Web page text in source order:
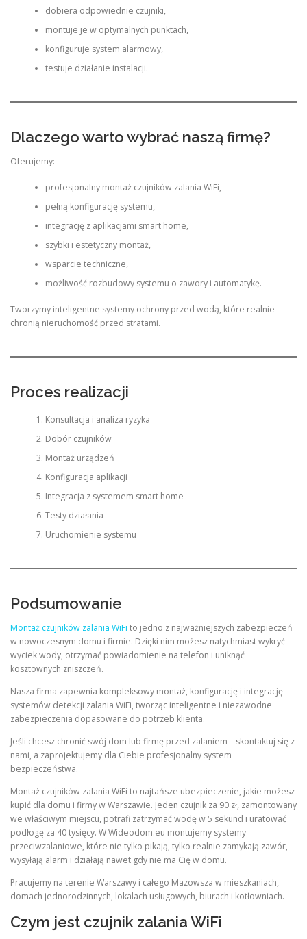
dobiera odpowiednie czujniki,
montuje je w optymalnych punktach,
konfiguruje system alarmowy,
testuje działanie instalacji.
Dlaczego warto wybrać naszą firmę?
Oferujemy:
profesjonalny montaż czujników zalania WiFi,
pełną konfigurację systemu,
integrację z aplikacjami smart home,
szybki i estetyczny montaż,
wsparcie techniczne,
możliwość rozbudowy systemu o zawory i automatykę.
Tworzymy inteligentne systemy ochrony przed wodą, które realnie
chronią nieruchomość przed stratami.
Proces realizacji
Konsultacja i analiza ryzyka
Dobór czujników
Montaż urządzeń
Konfiguracja aplikacji
Integracja z systemem smart home
Testy działania
Uruchomienie systemu
Podsumowanie
Montaż czujników zalania WiFi to jedno z najważniejszych zabezpieczeń
w nowoczesnym domu i firmie. Dzięki nim możesz natychmiast wykryć
wyciek wody, otrzymać powiadomienie na telefon i uniknąć
kosztownych zniszczeń.
Nasza firma zapewnia kompleksowy montaż, konfigurację i integrację
systemów detekcji zalania WiFi, tworząc inteligentne i niezawodne
zabezpieczenia dopasowane do potrzeb klienta.
Jeśli chcesz chronić swój dom lub firmę przed zalaniem – skontaktuj się z
nami, a zaprojektujemy dla Ciebie profesjonalny system
bezpieczeństwa.
Montaż czujników zalania WiFi to najtańsze ubezpieczenie, jakie możesz
kupić dla domu i firmy w Warszawie. Jeden czujnik za 90 zł, zamontowany
we właściwym miejscu, potrafi zatrzymać wodę w 5 sekund i uratować
podłogę za 40 tysięcy. W Wideodom.eu montujemy systemy
przeciwzalaniowe, które nie tylko pikają, tylko realnie zamykają zawór,
wysyłają alarm i działają nawet gdy nie ma Cię w domu.
Pracujemy na terenie Warszawy i całego Mazowsza w mieszkaniach,
domach jednorodzinnych, lokalach usługowych, biurach i kotłowniach.
Czym jest czujnik zalania WiFi